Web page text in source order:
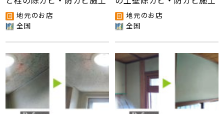
地元のお店
全国
地元のお店
全国